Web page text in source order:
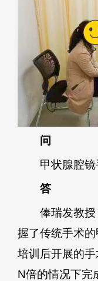
问
甲状腺腔镜
答
俸瑞发教授
握了传统手术
培训后开展的
N倍的情况下完